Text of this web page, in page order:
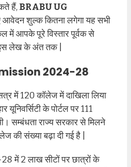
हैं,BRABU UG
आवेदन शुल्क कितना लगेगा यह सभी
में आपके पूरे विस्तार पूर्वक से
इस लेख के अंत तक |
2024-28
सत्र में 120 कॉलेज में दाखिला लिया
यूनिवर्सिटी के पोर्टल पर 111
सम्बंधता राज्य सरकार से मिलने
की संख्या बढ़ा दी गई है |
में 2 लाख सीटों पर छात्रों के